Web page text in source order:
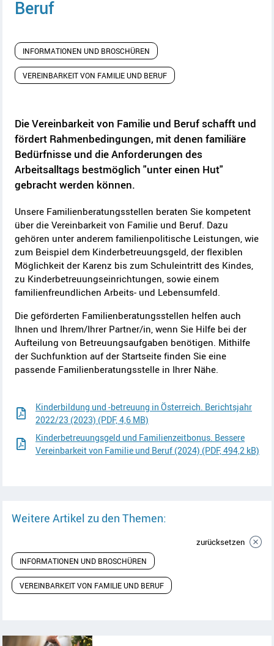
Beruf
INFORMATIONEN UND BROSCHÜREN
VEREINBARKEIT VON FAMILIE UND BERUF
Die Vereinbarkeit von Familie und Beruf schafft und
fördert Rahmenbedingungen, mit denen familiäre
Bedürfnisse und die Anforderungen des
Arbeitsalltags bestmöglich "unter einen Hut"
gebracht werden können.
Unsere Familienberatungsstellen beraten Sie kompetent
über die Vereinbarkeit von Familie und Beruf. Dazu
gehören unter anderem familienpolitische Leistungen, wie
zum Beispiel dem Kinderbetreuungsgeld, der flexiblen
Möglichkeit der Karenz bis zum Schuleintritt des Kindes,
zu Kinderbetreuungseinrichtungen, sowie einem
familienfreundlichen Arbeits- und Lebensumfeld.
Die geförderten Familienberatungsstellen helfen auch
Ihnen und Ihrem/Ihrer Partner/in, wenn Sie Hilfe bei der
Aufteilung von Betreuungsaufgaben benötigen. Mithilfe
der Suchfunktion auf der Startseite finden Sie eine
passende Familienberatungsstelle in Ihrer Nähe.
Kinderbildung und -betreuung in Österreich. Berichtsjahr
2022/23 (2023) (PDF, 4,6 MB)
Kinderbetreuungsgeld und Familienzeitbonus. Bessere
Vereinbarkeit von Familie und Beruf (2024) (PDF, 494,2 kB)
Weitere Artikel zu den Themen:
INFORMATIONEN UND BROSCHÜREN
VEREINBARKEIT VON FAMILIE UND BERUF
zurücksetzen